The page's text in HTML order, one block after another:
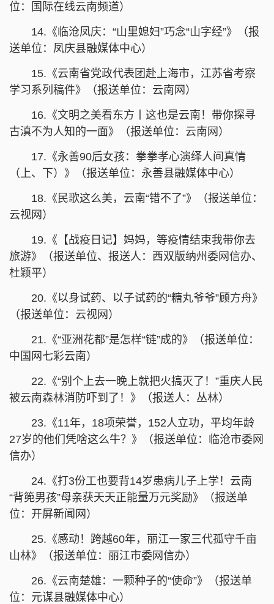
位：国际在线云南频道）
14.《临沧凤庆：“山里媳妇”巧念“山字经”》（报
送单位：凤庆县融媒体中心）
15.《云南省党政代表团赴上海市，江苏省考察
学习系列稿件》（报送单位：云南网）
16.《文明之美看东方丨这也是云南！带你探寻
古滇不为人知的一面》（报送单位：云南网）
17.《永善90后女孩：拳拳孝心演绎人间真情
（上、下）》（报送单位：永善县融媒体中心）
18.《民歌这么美，云南“错不了”》（报送单位：
云视网）
19.《【战疫日记】妈妈，等疫情结束我带你去
旅游》（报送单位、报送人：西双版纳州委网信办、
杜颖平）
20.《以身试药、以子试药的“糖丸爷爷”顾方舟》
（报送单位：云视网）
21.《“亚洲花都”是怎样“链”成的》（报送单位：
中国网七彩云南）
22.《“别个上去一晚上就把火搞灭了！”重庆人民
被云南森林消防吓到了！》（报送人：丛林）
23.《11年，18项荣誉，152人立功，平均年龄
27岁的他们凭啥这么牛？》（报送单位：临沧市委网
信办）
24.《打3份工也要背14岁患病儿子上学！云南
“背篼男孩”母亲获天天正能量万元奖励》（报送单
位：开屏新闻网）
25.《感动！跨越60年，丽江一家三代孤守千亩
山林》（报送单位：丽江市委网信办）
26.《云南楚雄：一颗种子的“使命”》（报送单
位：元谋县融媒体中心）